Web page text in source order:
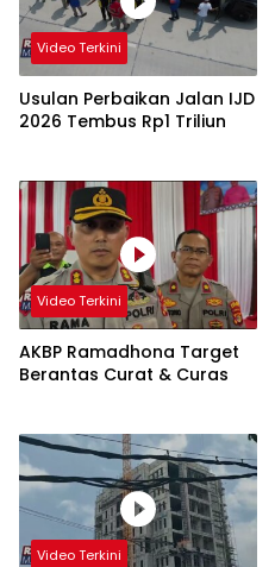
Video Terkini
Usulan Perbaikan Jalan IJD
2026 Tembus Rp1 Triliun
Video Terkini
AKBP Ramadhona Target
Berantas Curat & Curas
Video Terkini